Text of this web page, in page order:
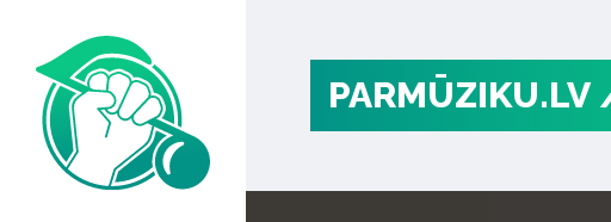
PARMŪZIKU.LV